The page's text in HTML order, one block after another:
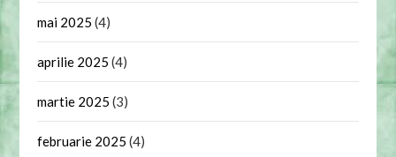
mai 2025 (4)
aprilie 2025 (4)
martie 2025 (3)
februarie 2025 (4)